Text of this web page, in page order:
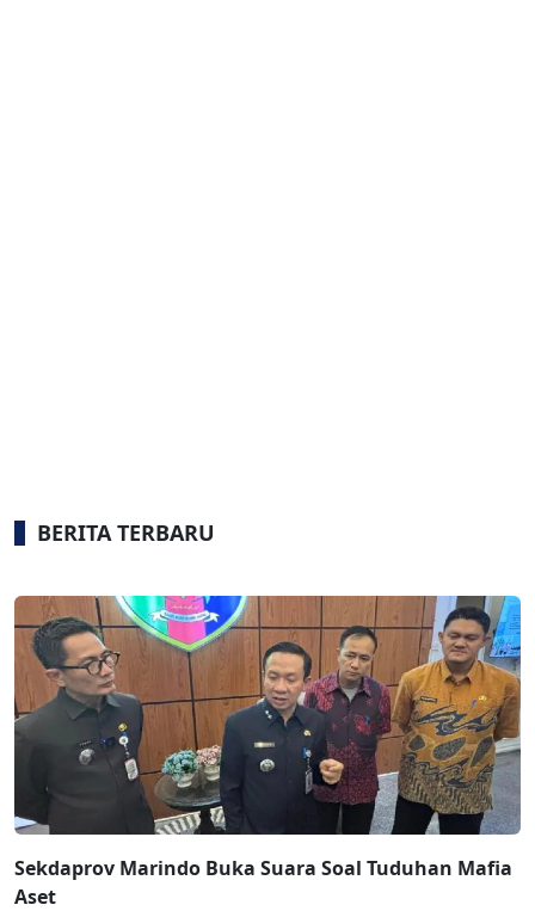
BERITA TERBARU
Sekdaprov Marindo Buka Suara Soal Tuduhan Mafia
Aset